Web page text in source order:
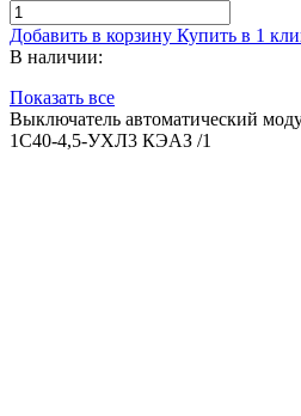
Добавить в корзину Купить в 1
В наличии:
Показать все
Выключатель автоматический
1C40-4,5-УХЛ3 КЭАЗ /1